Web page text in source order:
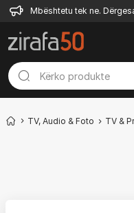
Mbështetu tek ne.
TV, Audio & Foto TV &